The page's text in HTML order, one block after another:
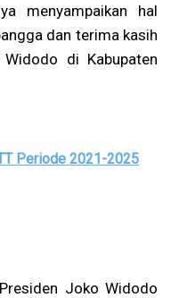
menyampaikan hal
dan terima kasih
di Kabupaten
Periode 2021-2025
Joko Widodo